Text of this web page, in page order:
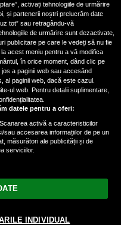
cu proprietăți
care reduce
circulația
activați tehnologiile de urmărire
și partenerii noștri prelucrăm date
tot” sau retragându-vă
de urmărire sunt dezactivate,
publicitare pe care le vedeți să nu fie
acest meniu pentru a vă modifica
în orice moment, dând clic pe
jos a paginii web sau accesând
al paginii web, dacă este cazul.
ul web. Pentru detalii suplimentare,
datele pentru a oferi:
activă a caracteristicilor
sau accesarea informațiilor de pe un
măsurători ale publicității și de
serviciilor.
INDIVIDUAL